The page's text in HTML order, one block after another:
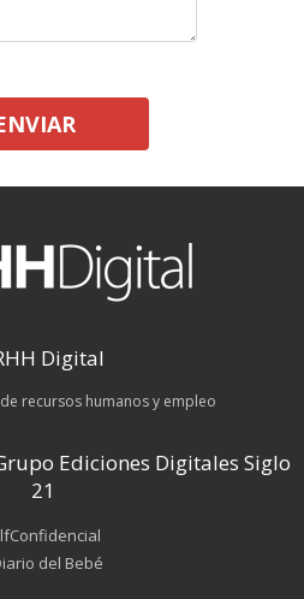
Digital
recursos humanos y empleo
Ediciones Digitales Siglo
21
del Bebé